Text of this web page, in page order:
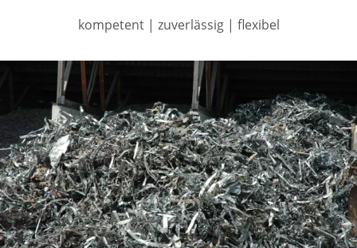
kompetent | zuverlässig | flexibel